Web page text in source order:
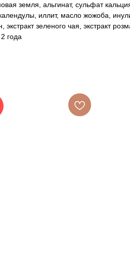
земля, альгинат, сульфат
иллит, масло жожоба,
экстракт зеленого чая, экстракт
года